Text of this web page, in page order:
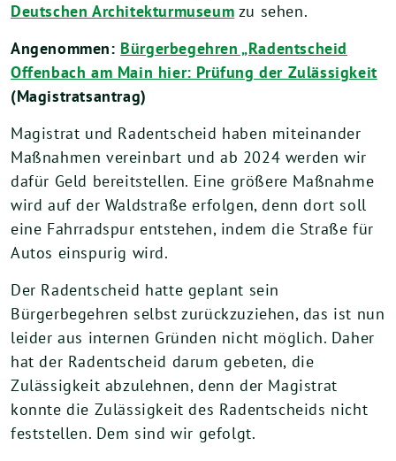
Deutschen Architekturmuseum zu sehen.
Angenommen: Bürgerbegehren „Radentscheid
Offenbach am Main hier: Prüfung der Zulässigkeit
(Magistratsantrag)
Magistrat und Radentscheid haben miteinander
Maßnahmen vereinbart und ab 2024 werden wir
dafür Geld bereitstellen. Eine größere Maßnahme
wird auf der Waldstraße erfolgen, denn dort soll
eine Fahrradspur entstehen, indem die Straße für
Autos einspurig wird.
Der Radentscheid hatte geplant sein
Bürgerbegehren selbst zurückzuziehen, das ist nun
leider aus internen Gründen nicht möglich. Daher
hat der Radentscheid darum gebeten, die
Zulässigkeit abzulehnen, denn der Magistrat
konnte die Zulässigkeit des Radentscheids nicht
feststellen. Dem sind wir gefolgt.